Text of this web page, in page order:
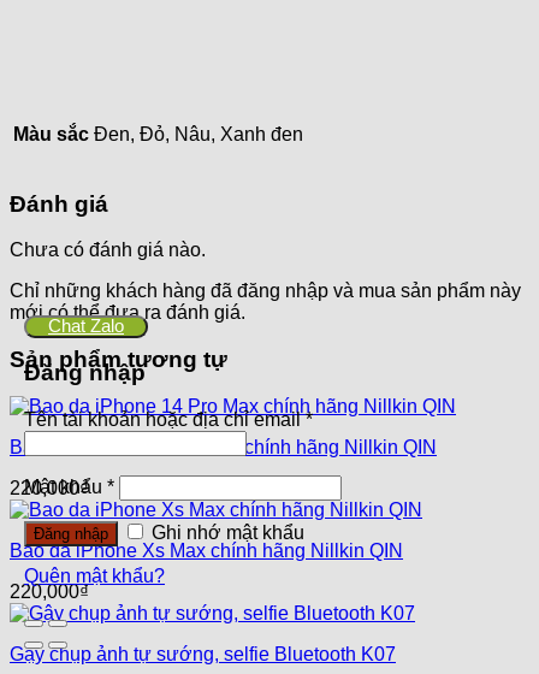
Màu sắc Đen, Đỏ, Nâu, Xanh đen
Đánh giá
Chưa có đánh giá nào.
Chỉ những khách hàng đã đăng nhập và mua sản phẩm này
mới có thể đưa ra đánh giá.
Sản phẩm tương tự
Bao da iPhone 14 Pro Max chính hãng Nillkin QIN
220,000₫
Bao da iPhone Xs Max chính hãng Nillkin QIN
220,000₫
Gậy chụp ảnh tự sướng, selfie Bluetooth K07
Chat Zalo
Đăng nhập
Tên tài khoản hoặc địa chỉ email*
Mật khẩu *
Đăng nhập Ghi nhớ mật khẩu
Quên mật khẩu?